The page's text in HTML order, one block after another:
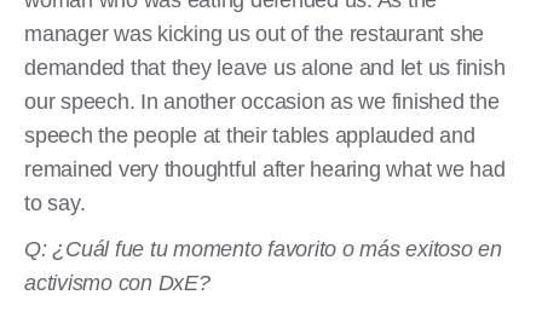
manager was kicking us out of the restaurant she
demanded that they leave us alone and let us finish
our speech. In another occasion as we finished the
speech the people at their tables applauded and
remained very thoughtful after hearing what we had
to say.
Q: ¿Cuál fue tu momento favorito o más exitoso en
activismo con DxE?